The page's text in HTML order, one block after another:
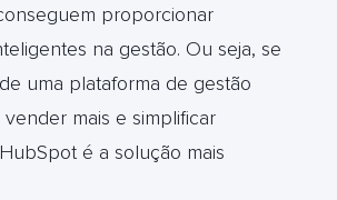
proporcionar
na gestão. Ou seja, se
uma plataforma de gestão
mais e simplificar
é a solução mais